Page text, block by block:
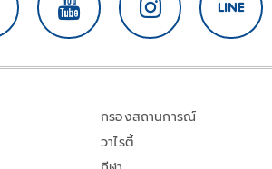
กรองสถานการณ์
วาไรตี้